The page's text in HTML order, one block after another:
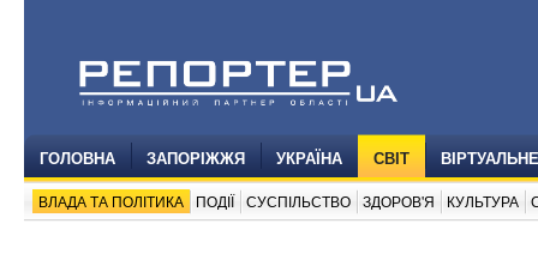
ГОЛОВНА ЗАПОРІЖЖЯ УКРАЇНА СВІТ
ВЛАДА ТА ПОЛІТИКА ПОДІЇ СУСПІЛЬСТВО ЗДОРОВ'Я КУЛЬТУРА